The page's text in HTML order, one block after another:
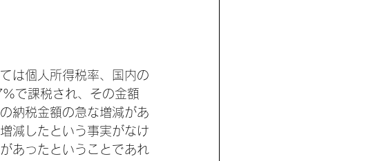
は個人所得税率、国内の
で課税され、その金額
納税金額の急な増減があ
減したという事実がなけ
あったということであれ